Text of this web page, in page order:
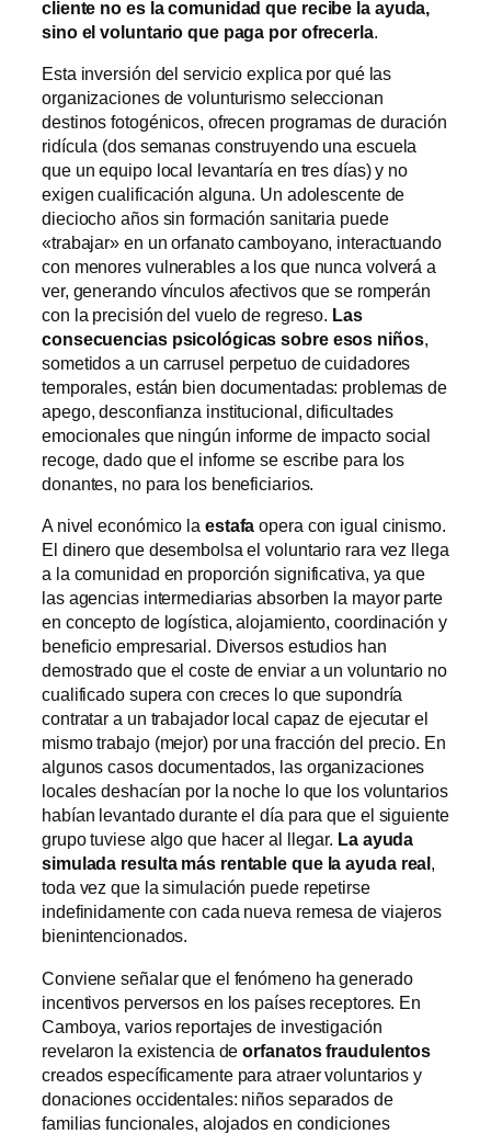
cliente no es la comunidad que recibe la ayuda,
sino el voluntario que paga por ofrecerla.
Esta inversión del servicio explica por qué las
organizaciones de volunturismo seleccionan
destinos fotogénicos, ofrecen programas de duración
ridícula (dos semanas construyendo una escuela
que un equipo local levantaría en tres días) y no
exigen cualificación alguna. Un adolescente de
dieciocho años sin formación sanitaria puede
«trabajar» en un orfanato camboyano, interactuando
con menores vulnerables a los que nunca volverá a
ver, generando vínculos afectivos que se romperán
con la precisión del vuelo de regreso. Las
consecuencias psicológicas sobre esos niños,
sometidos a un carrusel perpetuo de cuidadores
temporales, están bien documentadas: problemas de
apego, desconfianza institucional, dificultades
emocionales que ningún informe de impacto social
recoge, dado que el informe se escribe para los
donantes, no para los beneficiarios.
A nivel económico la estafa opera con igual cinismo.
El dinero que desembolsa el voluntario rara vez llega
a la comunidad en proporción significativa, ya que
las agencias intermediarias absorben la mayor parte
en concepto de logística, alojamiento, coordinación y
beneficio empresarial. Diversos estudios han
demostrado que el coste de enviar a un voluntario no
cualificado supera con creces lo que supondría
contratar a un trabajador local capaz de ejecutar el
mismo trabajo (mejor) por una fracción del precio. En
algunos casos documentados, las organizaciones
locales deshacían por la noche lo que los voluntarios
habían levantado durante el día para que el siguiente
grupo tuviese algo que hacer al llegar. La ayuda
simulada resulta más rentable que la ayuda real ,
toda vez que la simulación puede repetirse
indefinidamente con cada nueva remesa de viajeros
bienintencionados.
Conviene señalar que el fenómeno ha generado
incentivos perversos en los países receptores. En
Camboya, varios reportajes de investigación
revelaron la existencia deorfanatos fraudulentos
creados específicamente para atraer voluntarios y
donaciones occidentales: niños separados de
familias funcionales, alojados en condiciones